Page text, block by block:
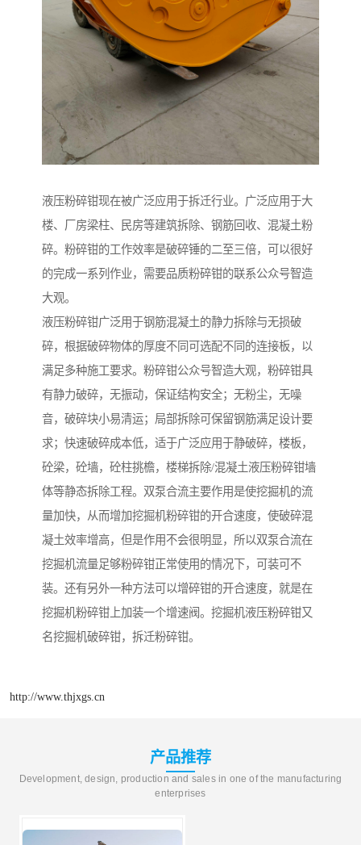
液压粉碎钳现在被广泛应用于拆迁行业。广泛应用于大
楼、厂房梁柱、民房等建筑拆除、钢筋回收、混凝土粉
碎。粉碎钳的工作效率是破碎锤的二至三倍，可以很好
的完成一系列作业，需要品质粉碎钳的联系公众号智造
大观。
液压粉碎钳广泛用于钢筋混凝土的静力拆除与无损破
碎，根据破碎物体的厚度不同可选配不同的连接板，以
满足多种施工要求。粉碎钳公众号智造大观，粉碎钳具
有静力破碎，无振动，保证结构安全；无粉尘，无噪
音，破碎块小易清运；局部拆除可保留钢筋满足设计要
求；快速破碎成本低，适于广泛应用于静破碎，楼板，
砼梁，砼墙，砼柱挑檐，楼梯拆除/混凝土液压粉碎钳墙
体等静态拆除工程。双泵合流主要作用是使挖掘机的流
量加快，从而增加挖掘机粉碎钳的开合速度，使破碎混
凝土效率增高，但是作用不会很明显，所以双泵合流在
挖掘机流量足够粉碎钳正常使用的情况下，可装可不
装。还有另外一种方法可以增碎钳的开合速度，就是在
挖掘机粉碎钳上加装一个增速阀。挖掘机液压粉碎钳又
名挖掘机破碎钳，拆迁粉碎钳。
http://www.thjxgs.cn
产品推荐
Development, design, production and sales in one of the manufacturing
enterprises